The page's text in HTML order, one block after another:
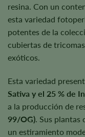
resina. Con un
esta variedad
potentes de la
cubiertas de
exóticos.
Esta variedad
Sativa y el 25 % de
a la producción de
99/OG) . Sus
un estiramiento